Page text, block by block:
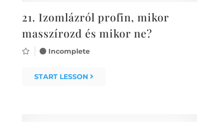
21. Izomlázról profin, mikor
masszírozd és mikor ne?
Incomplete
START LESSON